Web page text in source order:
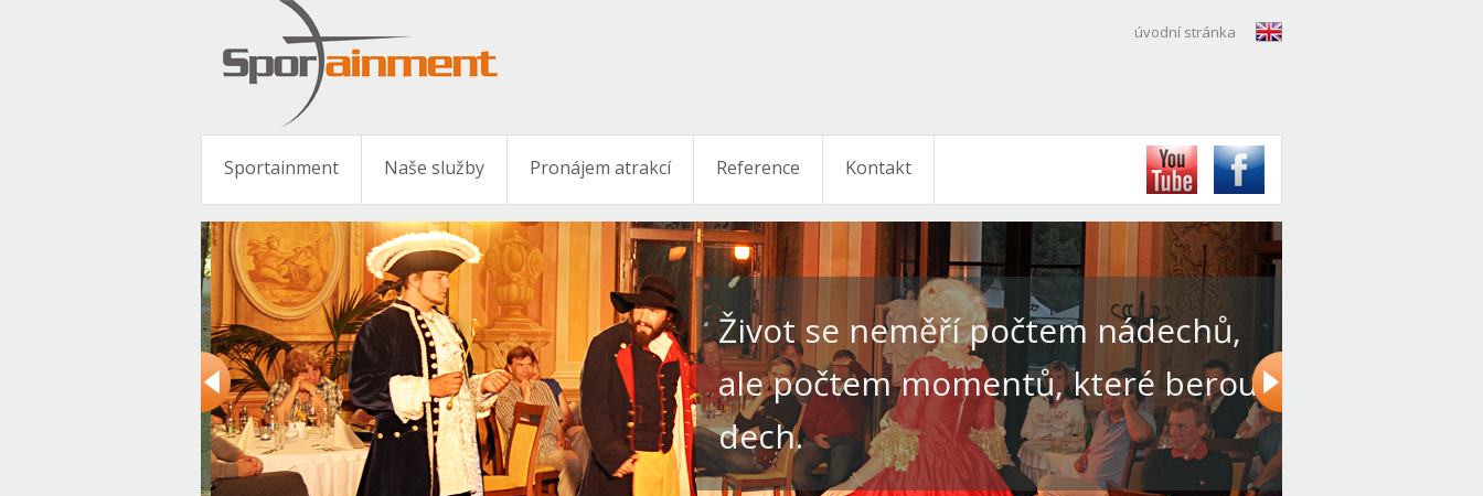
úvodní stránka
Sportainment Naše služby Pronájem atrakcí Reference Kontakt
Život se neměří počtem nádechů,
ale počtem momentů, které berou
dech.